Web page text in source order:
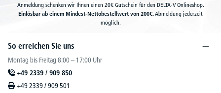
Anmeldung schenken wir Ihnen einen 20€ Gutschein für den DELTA-V Onlineshop.
Einlösbar ab einem Mindest-Nettobestellwert von 200€.Abmeldung jederzeit
möglich.
So erreichen Sie uns
Montag bis Freitag 8:00 – 17:00 Uhr
+49 2339 / 909 850
+49 2339 / 909 501